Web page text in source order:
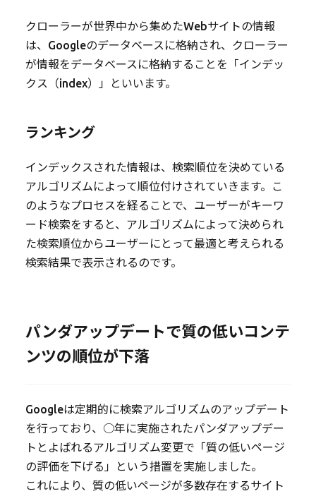
クローラーが世界中から集めたWebサイトの情報
は、Googleのデータベースに格納され、クローラー
が情報をデータベースに格納することを「インデッ
クス（index）」といいます。
ランキング
インデックスされた情報は、検索順位を決めている
アルゴリズムによって順位付けされていきます。こ
のようなプロセスを経ることで、ユーザーがキーワ
ード検索をすると、アルゴリズムによって決められ
た検索順位からユーザーにとって最適と考えられる
検索結果で表示されるのです。
パンダアップデートで質の低いコンテ
ンツの順位が下落
Googleは定期的に検索アルゴリズムのアップデート
を行っており、○年に実施されたパンダアップデー
トとよばれるアルゴリズム変更で「質の低いページ
の評価を下げる」という措置を実施しました。
これにより、質の低いページが多数存在するサイト